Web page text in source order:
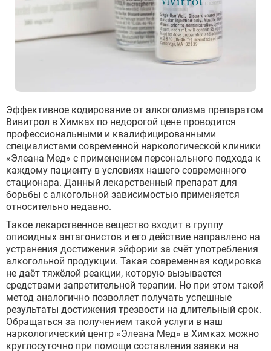
Эффективное кодирование от алкоголизма препаратом
Вивитрол в Химках по недорогой цене проводится
профессиональными и квалифицированными
специалистами современной наркологической клиники
«Элеана Мед» с применением персонального подхода к
каждому пациенту в условиях нашего современного
стационара. Данный лекарственный препарат для
борьбы с алкогольной зависимостью применяется
относительно недавно.
Такое лекарственное вещество входит в группу
опиоидных антагонистов и его действие направлено на
устранения достижения эйфории за счёт употребления
алкогольной продукции. Такая современная кодировка
не даёт тяжёлой реакции, которую вызывается
средствами запретительной терапии. Но при этом такой
метод аналогично позволяет получать успешные
результаты достижения трезвости на длительный срок.
Обращаться за получением такой услуги в наш
наркологический центр «Элеана Мед» в Химках можно
круглосуточно при помощи составления заявки на